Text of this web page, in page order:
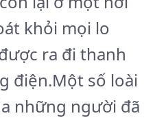
khỏi mọi lo
ra đi thanh
điện.Một số loài
những người đã